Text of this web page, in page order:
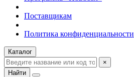
Поставщикам
Политика конфиденциальности
Каталог
×
Найти